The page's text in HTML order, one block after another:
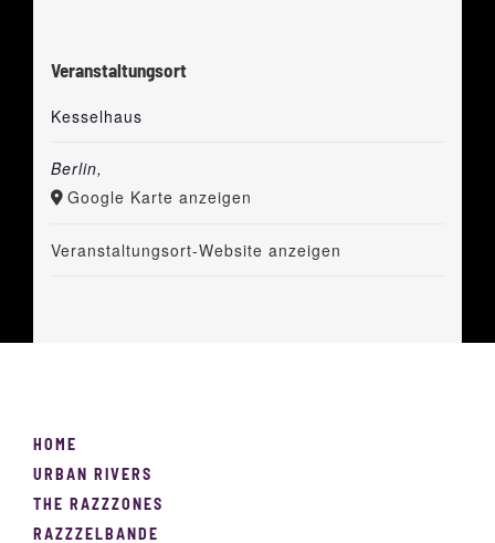
Veranstaltungsort
Kesselhaus
Berlin,
Google Karte anzeigen
Veranstaltungsort-Website anzeigen
HOME
URBAN RIVERS
THE RAZZZONES
RAZZZELBANDE